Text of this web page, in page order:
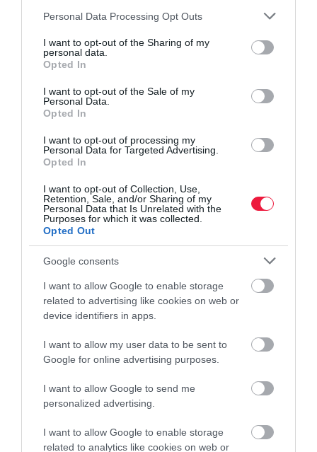
Please note that this website/app uses one or more Google
not limited to your visit or usage behaviour. You may click to
grant or deny consent to Google and its third-party tags to
use your data for below specified purposes in below Google
consent section.
Personal Data Processing Opt Outs
I want to opt-out of the Sharing of my
personal data.
Opted In
I want to opt-out of the Sale of my
Personal Data.
Opted In
I want to opt-out of processing my
Personal Data for Targeted Advertising.
Opted In
I want to opt-out of Collection, Use,
Retention, Sale, and/or Sharing of my
Personal Data that Is Unrelated with the
Purposes for which it was collected.
Opted Out
Google consents
I want to allow Google to enable storage
related to advertising like cookies on web or
device identifiers in apps.
I want to allow my user data to be sent to
Google for online advertising purposes.
I want to allow Google to send me
personalized advertising.
I want to allow Google to enable storage
related to analytics like cookies on web or
autó Magyarországon
2026 első hét hónapjában 36 százalékkal, 8414-re nőtt az újonnan
értékesített villanyautók száma, részesedésük pedig 9,7
százalék. Ha csak a júliust nézzük, akkor 917 új e-autó talált